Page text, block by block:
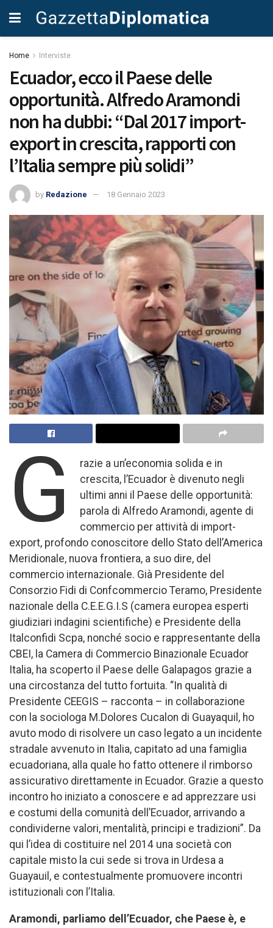
Home Interviste
Ecuador, ecco il Paese delle
opportunità. Alfredo Aramondi
non ha dubbi: “Dal 2017 import-
export in crescita, rapporti con
l’Italia sempre più solidi”
by Redazione 18 Gennaio 2023
G
razie a un’economia solida e in
crescita, l’Ecuador è divenuto negli
ultimi anni il Paese delle opportunità:
parola di Alfredo Aramondi, agente di
commercio per attività di import-
export, profondo conoscitore dello Stato dell’America
Meridionale, nuova frontiera, a suo dire, del
commercio internazionale. Già Presidente del
Consorzio Fidi di Confcommercio Teramo, Presidente
nazionale della C.E.E.G.I.S (camera europea esperti
giudiziari indagini scientifiche) e Presidente della
Italconfidi Scpa, nonché socio e rappresentante della
CBEI, la Camera di Commercio Binazionale Ecuador
Italia, ha scoperto il Paese delle Galapagos grazie a
una circostanza del tutto fortuita. “In qualità di
Presidente CEEGIS – racconta – in collaborazione
con la sociologa M.Dolores Cucalon di Guayaquil, ho
avuto modo di risolvere un caso legato a un incidente
stradale avvenuto in Italia, capitato ad una famiglia
ecuadoriana, alla quale ho fatto ottenere il rimborso
assicurativo direttamente in Ecuador. Grazie a questo
incontro ho iniziato a conoscere e ad apprezzare usi
e costumi della comunità dell’Ecuador, arrivando a
condividerne valori, mentalità, principi e tradizioni”. Da
qui l’idea di costituire nel 2014 una società con
capitale misto la cui sede si trova in Urdesa a
Guayauil, e contestualmente promuovere incontri
istituzionali con l’Italia.
Aramondi, parliamo dell’Ecuador, che Paese è, e